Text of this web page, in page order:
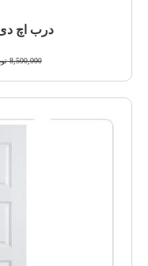
درب اچ
8,500,000